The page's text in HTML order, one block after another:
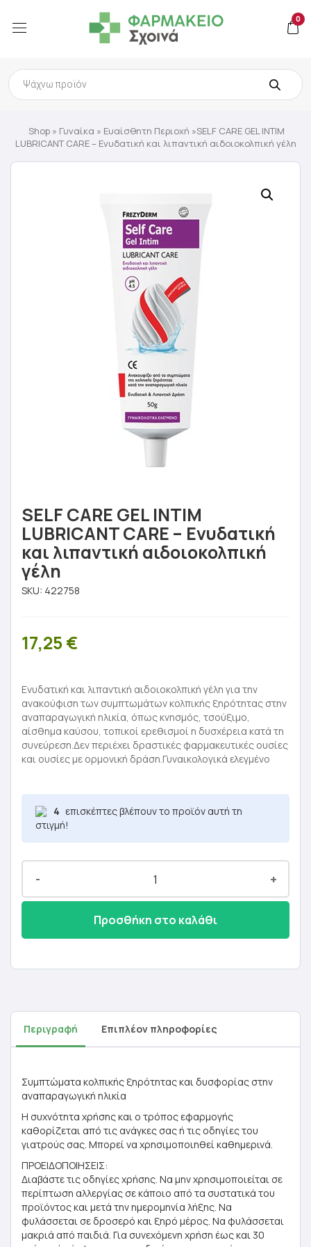
0
Products
search
Shop » Γυναίκα » Ευαίσθητη Περιοχή »SELF CARE GEL INTIM
LUBRICANT CARE – Ενυδατική και λιπαντική αιδοιoκολπική γέλη
SELF CARE GEL INTIM
LUBRICANT CARE – Ενυδατική
και λιπαντική αιδοιoκολπική
γέλη
SKU: 422758
17,25€
Ενυδατική και λιπαντική αιδοιoκολπική γέλη για την
ανακούφιση των συμπτωμάτων κολπικής ξηρότητας στην
αναπαραγωγική ηλικία, όπως κνησμός, τσούξιμο,
αίσθημα καύσου, τοπικοί ερεθισμοί η δυσχέρεια κατά τη
συνεύρεση.Δεν περιέχει δραστικές φαρμακευτικές ουσίες
και ουσίες με ορμονική δράση.Γυναικολογικά ελεγμένο
4 επισκέπτες βλέπουν το προϊόν αυτή τη
στιγμή!
- +
Προσθήκη στο καλάθι
Περιγραφή Επιπλέον πληροφορίες
Συμπτώματα κολπικής ξηρότητας και δυσφορίας στην
αναπαραγωγική ηλικία
Η συχνότητα χρήσης και ο τρόπος εφαρμογής
καθορίζεται από τις ανάγκες σας ή τις οδηγίες του
γιατρούς σας. Μπορεί να χρησιμοποιηθεί καθημερινά.
ΠΡΟΕΙΔΟΠΟΙΗΣΕΙΣ:
Διαβάστε τις οδηγίες χρήσης. Να μην χρησιμοποιείται σε
περίπτωση αλλεργίας σε κάποιο από τα συστατικά του
προϊόντος και μετά την ημερομηνία λήξης. Να
φυλάσσεται σε δροσερό και ξηρό μέρος. Να φυλάσσεται
μακριά από παιδιά. Για συνεχόμενη χρήση έως και 30